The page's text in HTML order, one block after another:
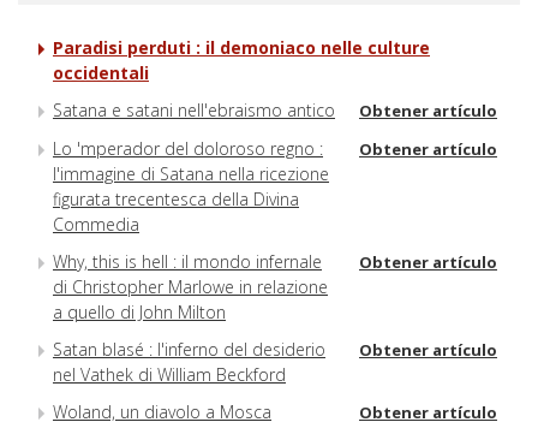
Paradisi perduti : il demoniaco nelle culture
occidentali
Satana e satani nell'ebraismo antico
Obtener artículo
Lo 'mperador del doloroso regno :
l'immagine di Satana nella ricezione
figurata trecentesca della Divina
Commedia
Obtener artículo
Why, this is hell : il mondo infernale
di Christopher Marlowe in relazione
a quello di John Milton
Obtener artículo
Satan blasé : l'inferno del desiderio
nel Vathek di William Beckford
Obtener artículo
Woland, un diavolo a Mosca Obtener artículo